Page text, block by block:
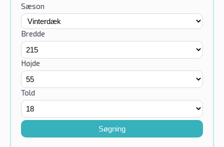
Sæson
Bredde
Højde
Told
Søgning